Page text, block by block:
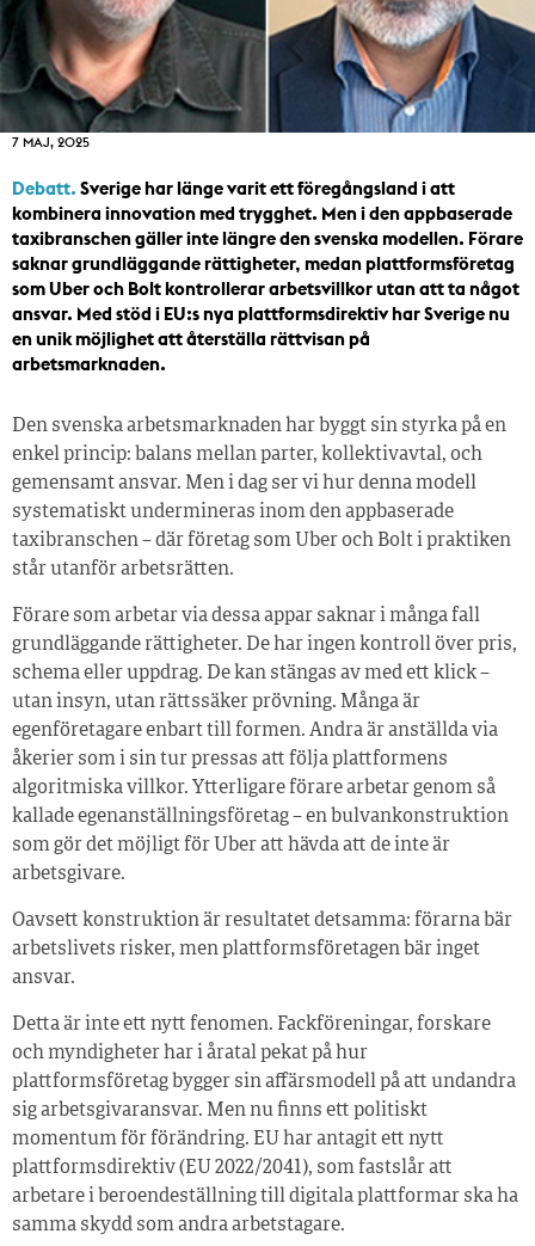
7 MAJ, 2025
Debatt. Sverige har länge varit ett föregångsland i att
kombinera innovation med trygghet. Men i den appbaserade
taxibranschen gäller inte längre den svenska modellen. Förare
saknar grundläggande rättigheter, medan plattformsföretag
som Uber och Bolt kontrollerar arbetsvillkor utan att ta något
ansvar. Med stöd i EU:s nya plattformsdirektiv har Sverige nu
en unik möjlighet att återställa rättvisan på
arbetsmarknaden.
Den svenska arbetsmarknaden har byggt sin styrka på en
enkel princip: balans mellan parter, kollektivavtal, och
gemensamt ansvar. Men i dag ser vi hur denna modell
systematiskt undermineras inom den appbaserade
taxibranschen – där företag som Uber och Bolt i praktiken
står utanför arbetsrätten.
Förare som arbetar via dessa appar saknar i många fall
grundläggande rättigheter. De har ingen kontroll över pris,
schema eller uppdrag. De kan stängas av med ett klick –
utan insyn, utan rättssäker prövning. Många är
egenföretagare enbart till formen. Andra är anställda via
åkerier som i sin tur pressas att följa plattformens
algoritmiska villkor. Ytterligare förare arbetar genom så
kallade egenanställningsföretag – en bulvankonstruktion
som gör det möjligt för Uber att hävda att de inte är
arbetsgivare.
Oavsett konstruktion är resultatet detsamma: förarna bär
arbetslivets risker, men plattformsföretagen bär inget
ansvar.
Detta är inte ett nytt fenomen. Fackföreningar, forskare
och myndigheter har i åratal pekat på hur
plattformsföretag bygger sin affärsmodell på att undandra
sig arbetsgivaransvar. Men nu finns ett politiskt
momentum för förändring. EU har antagit ett nytt
plattformsdirektiv (EU 2022/2041), som fastslår att
arbetare i beroendeställning till digitala plattformar ska ha
samma skydd som andra arbetstagare.